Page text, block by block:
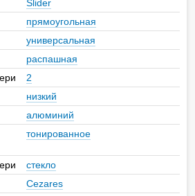
Slider
прямоугольная
универсальная
распашная
2
низкий
алюминий
тонированное
стекло
Cezares